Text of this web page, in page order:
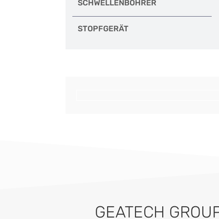
SCHWELLENBOHRER
STOPFGERÄT
GEATECH